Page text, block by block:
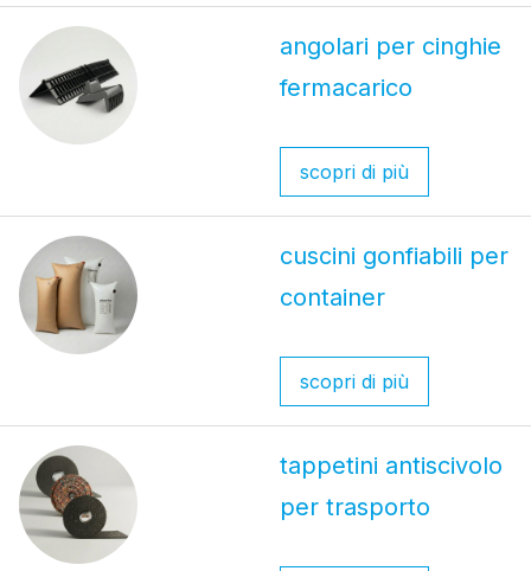
angolari per cinghie
fermacarico
scopri di più
cuscini gonfiabili per
container
scopri di più
tappetini antiscivolo
per trasporto